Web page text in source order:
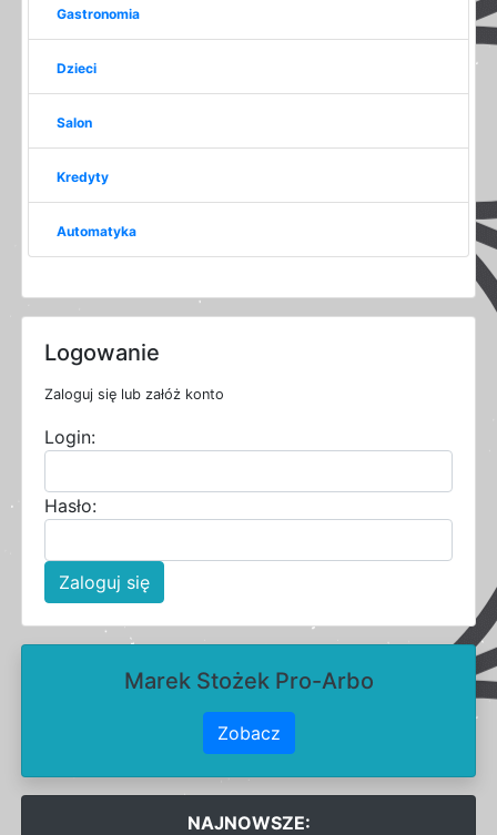
Gastronomia
Dzieci
Salon
Kredyty
Automatyka
Logowanie
Zaloguj się lub załóż konto
Login:
Hasło:
Zaloguj się
Marek Stożek Pro-Arbo
Zobacz
NAJNOWSZE: